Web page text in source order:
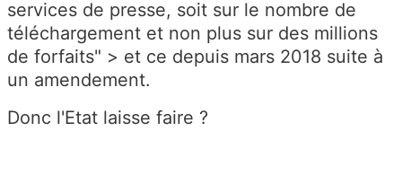
services de presse, soit sur le nombre de
téléchargement et non plus sur des millions
de forfaits" > et ce depuis mars 2018 suite à
un amendement.
Donc l'Etat laisse faire ?